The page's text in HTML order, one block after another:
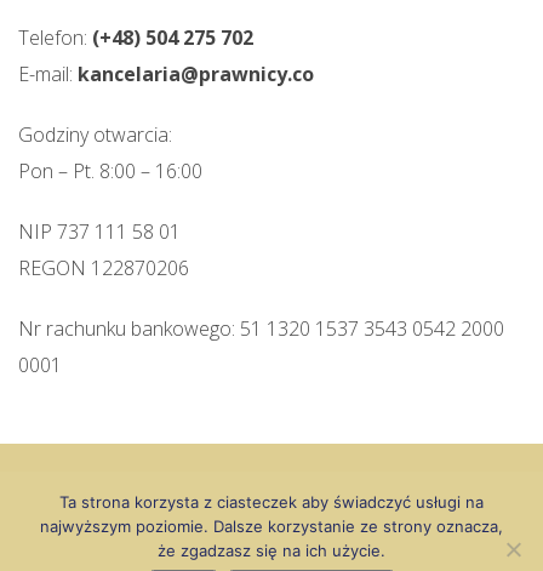
Telefon: (+48) 504 275 702
E-mail: kancelaria@prawnicy.co
Godziny otwarcia:
Pon – Pt. 8:00 – 16:00
NIP 737 111 58 01
REGON 122870206
Nr rachunku bankowego: 51 1320 1537 3543 0542 2000
0001
Wszelkie Prawa Zastrzeżone
Najczęściej odwiedzają nas klienci z miast: Limanowa, Mszana Dolna,
Rabka Zdrój, Nowy Sącz
Ta strona korzysta z ciasteczek aby świadczyć usługi na
najwyższym poziomie. Dalsze korzystanie ze strony oznacza,
że zgadzasz się na ich użycie.